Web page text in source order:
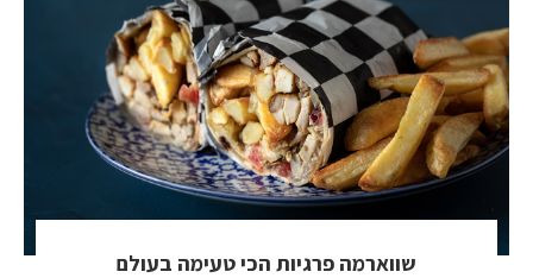
שווארמה פרגיות הכי טעימה בעולם